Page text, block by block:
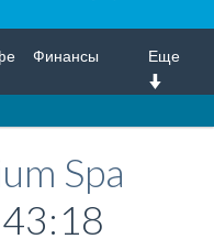
Еще
Финансы
ТранспортSpa